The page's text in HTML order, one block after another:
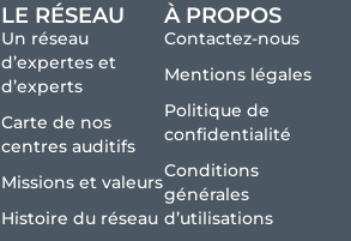
LE RÉSEAU
Un réseau
d’expertes et
d’experts
Carte de nos
centres auditifs
Missions et valeurs
Histoire du réseau
À PROPOS
Contactez-nous
Mentions légales
Politique de
confidentialité
Conditions
générales
d’utilisations